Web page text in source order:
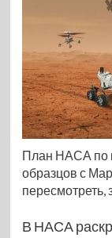
План НАСА по
образцов с
пересмотреть,
В НАСА